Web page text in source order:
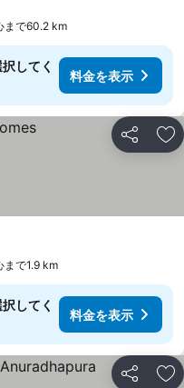
まで60.2 km
してく
料金を表示
シェア お
まで1.9 km
してく
料金を表示
シェア お